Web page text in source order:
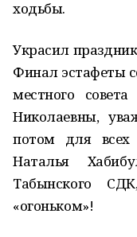
ходьбы.
Украсил
Финал эстафеты
местного
Николаевны,
потом для всех
Наталья
Табынского
«огоньком»!